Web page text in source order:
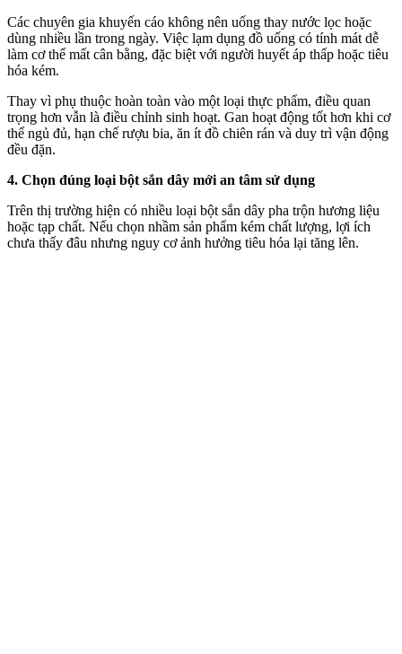
Các chuyên gia khuyến cáo không nên uống thay nước lọc hoặc
dùng nhiều lần trong ngày. Việc lạ‌m dụn‌g đồ uống có tính mát dễ
làm c‌ơ th‌ể mất cân bằng, đặc biệt với người huyết áp thấp hoặc tiêu
hóa kém.
Thay vì phụ thuộc hoàn toàn vào một loại thực phẩm, điều quan
trọng hơn vẫn là điều chỉnh sinh hoạt. Gan hoạt động tốt hơn khi c‌ơ
th‌ể ngủ đủ, hạn chế rượu bia, ăn ít đồ chiên rán và duy trì vận động
đều đặn.
4. Chọn đúng loại bột sắn dây mới an tâm sử dụng
Trên thị trường hiện có nhiều loại bột sắn dây pha trộn hương liệu
hoặc tạp chất. Nếu chọn nhầm sản phẩm kém chất lượng, lợi ích
chưa thấy đâu nhưng nguy cơ ảnh hưởng tiêu hóa lại tăng lên.